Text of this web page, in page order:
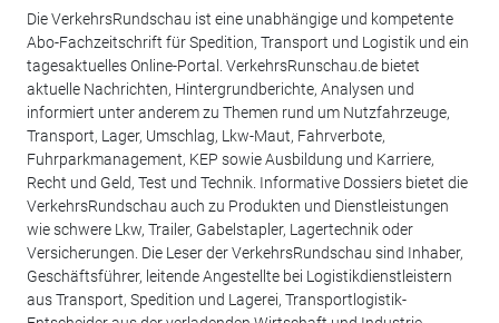
Die VerkehrsRundschau ist eine unabhängige und kompetente
Abo-Fachzeitschrift für Spedition, Transport und Logistik und ein
tagesaktuelles Online-Portal. VerkehrsRunschau.de bietet
aktuelle Nachrichten, Hintergrundberichte, Analysen und
informiert unter anderem zu Themen rund um Nutzfahrzeuge,
Transport, Lager, Umschlag, Lkw-Maut, Fahrverbote,
Fuhrparkmanagement, KEP sowie Ausbildung und Karriere,
Recht und Geld, Test und Technik. Informative Dossiers bietet die
VerkehrsRundschau auch zu Produkten und Dienstleistungen
wie schwere Lkw, Trailer, Gabelstapler, Lagertechnik oder
Versicherungen. Die Leser der VerkehrsRundschau sind Inhaber,
Geschäftsführer, leitende Angestellte bei Logistikdienstleistern
aus Transport, Spedition und Lagerei, Transportlogistik-